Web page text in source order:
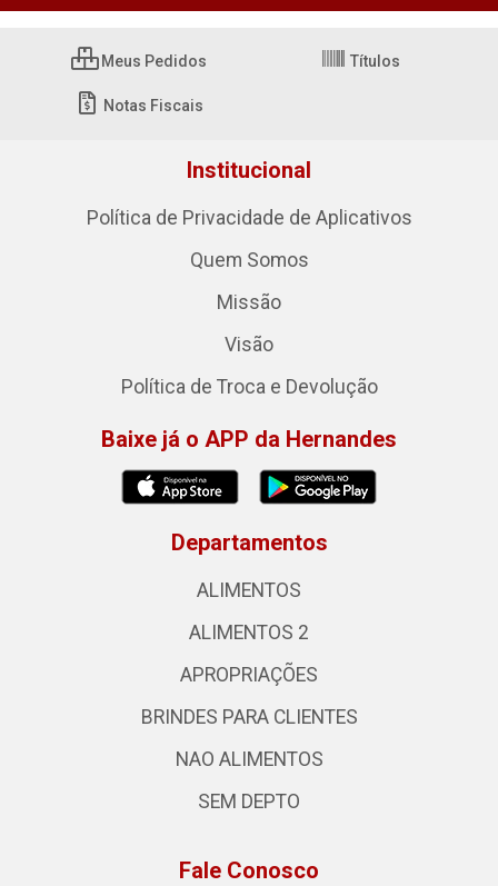
Meus Pedidos Títulos
Notas Fiscais
Institucional
Política de Privacidade de Aplicativos
Quem Somos
Missão
Visão
Política de Troca e Devolução
Baixe já o APP da Hernandes
Departamentos
ALIMENTOS
ALIMENTOS 2
APROPRIAÇÕES
BRINDES PARA CLIENTES
NAO ALIMENTOS
SEM DEPTO
Fale Conosco